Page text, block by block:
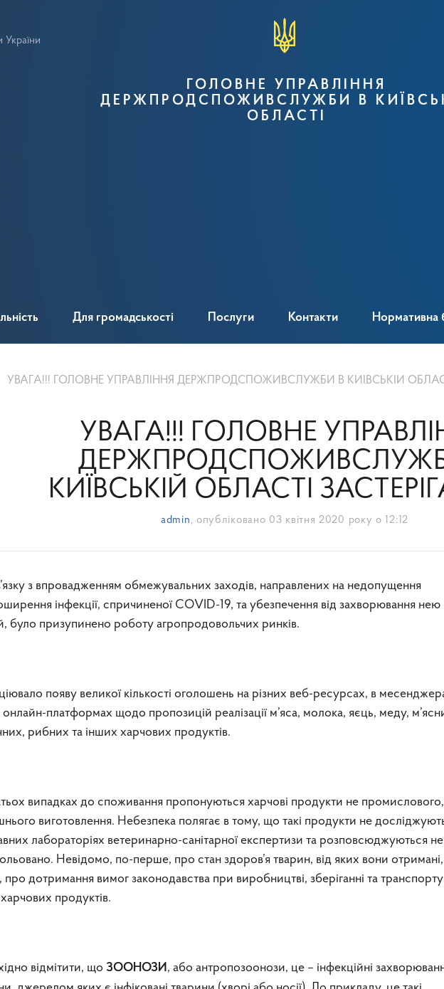
України
ГОЛОВНЕ УПРАВЛІННЯ
ДЕРЖПРОДСПОЖИВСЛУЖБИ В
ОБЛАСТІ
Для громадськості Послуги Контакти Нормативна
УВАГА!!! ГОЛОВНЕ УПРАВЛІННЯ ДЕРЖПРОДСПОЖИВСЛУЖБИ В КИЇВСЬКІЙ ОБЛАСТІ
УВАГА!!! ГОЛОВНЕ
КИЇВСЬКІЙ ОБЛАСТІ
admin , опубліковано 03 квітня 2020 року о 12:12
інфекції, спричиненої COVID-19, та убезпечення від захворювання нею
було призупинено роботу агропродовольчих ринків.
появу великої кількості оголошень на різних веб-ресурсах, в
платформах щодо пропозицій реалізації м’яса, молока, яєць, меду,
рибних та інших харчових продуктів.
випадках до споживання пропонуються харчові продукти не
виготовлення. Небезпека полягає в тому, що такі продукти не
лабораторіях ветеринарно-санітарної експертизи та розповсюджуються не
Невідомо, по-перше, про стан здоров’я тварин, від яких вони
про дотримання вимог законодавства при виробництві, зберіганні та
продуктів.
відмітити, що ЗООНОЗИ, або антропозоонози, це – інфекційні